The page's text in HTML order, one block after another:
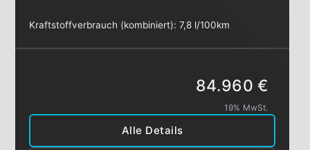
Kraftstoffverbrauch (kombiniert):7,8 l/100km
Alle Details
84.960 €
19% MwSt.